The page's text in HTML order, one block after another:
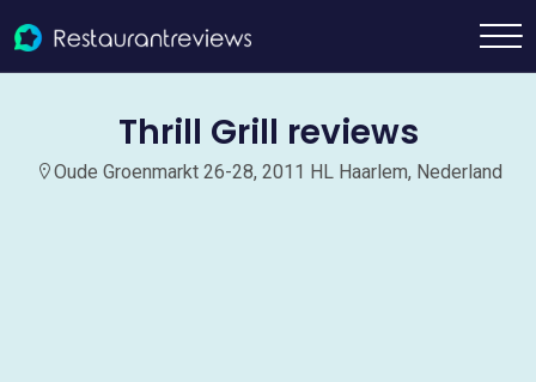
Thrill Grill reviews
Oude Groenmarkt 26-28, 2011 HL Haarlem, Nederland